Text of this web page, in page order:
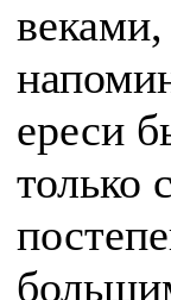
ереси
только